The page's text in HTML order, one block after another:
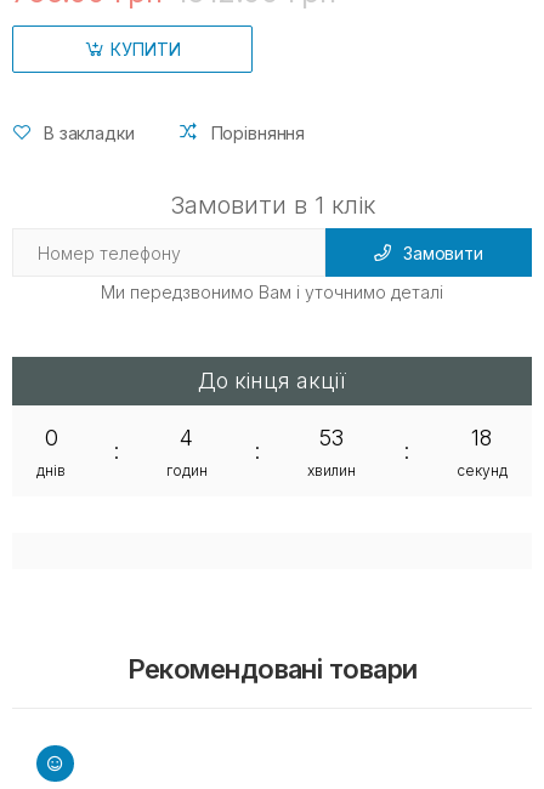
КУПИТИ
В закладки Порівняння
Замовити в 1 клік
Замовити
Ми передзвонимо Вам і уточнимо деталі
До кінця акції
0
днів
:
4
годин
:
53
хвилин
:
18
секунд
Рекомендовані товари